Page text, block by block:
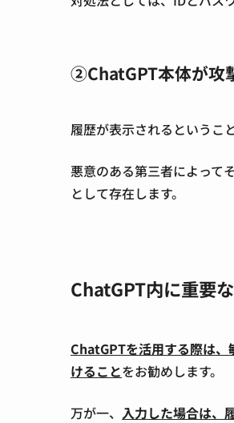
②ChatGPT本体が攻
履歴が表示されるというこ
悪意のある第三者によって
として存在します。
ChatGPT内に重要
ChatGPTを活用する際は
けることをお勧めします。
万が一、 入力した場合は、